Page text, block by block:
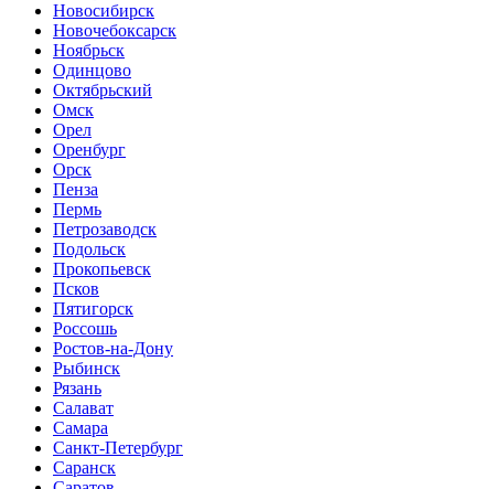
Новосибирск
Новочебоксарск
Ноябрьск
Одинцово
Октябрьский
Омск
Орел
Оренбург
Орск
Пенза
Пермь
Петрозаводск
Подольск
Прокопьевск
Псков
Пятигорск
Россошь
Ростов-на-Дону
Рыбинск
Рязань
Салават
Самара
Санкт-Петербург
Саранск